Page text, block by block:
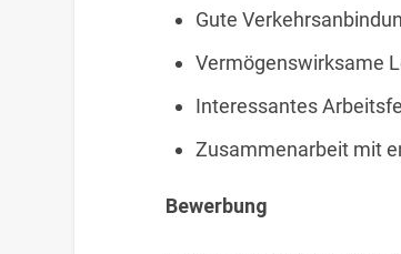
Gute
Vermögenswirksame
Interessantes
Zusammenarbeit mit
Bewerbung